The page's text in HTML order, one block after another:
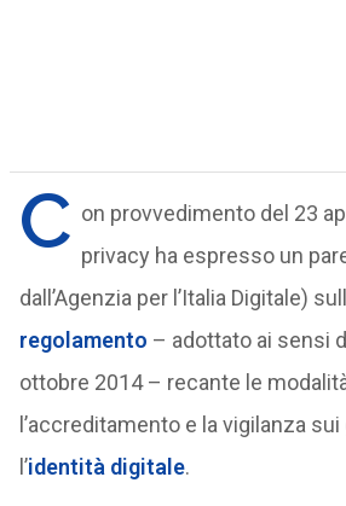
C on provvedimento del 23
privacy ha espresso un
dall’Agenzia per l’Italia Digitale)
regolamento – adottato ai sensi
ottobre 2014 – recante le
l’accreditamento e la vigilanza
l’identità digitale.